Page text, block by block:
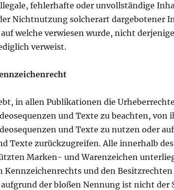
fehlerhafte oder unvollständige
Nichtnutzung solcherart dargebotener
welche verwiesen wurde, nicht
verweist.
in allen Publikationen die
und Texte zu beachten, von
und Texte zu nutzen oder
Texte zurückzugreifen. Alle innerhalb
Marken- und Warenzeichen
Kennzeichenrechts und den
der bloßen Nennung ist nicht der